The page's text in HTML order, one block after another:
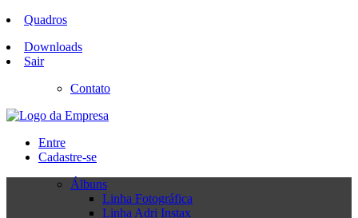
Quadros
Downloads
Sair
Contato
Entre
Cadastre-se
Álbuns
Linha Fotográfica
Linha Adri Instax